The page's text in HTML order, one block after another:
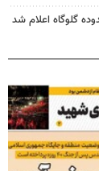
گلوگاه اعلام شد